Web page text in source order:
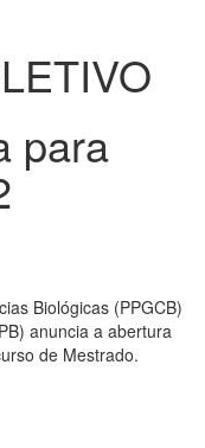
para
Biológicas (PPGCB)
anuncia a abertura
de Mestrado.